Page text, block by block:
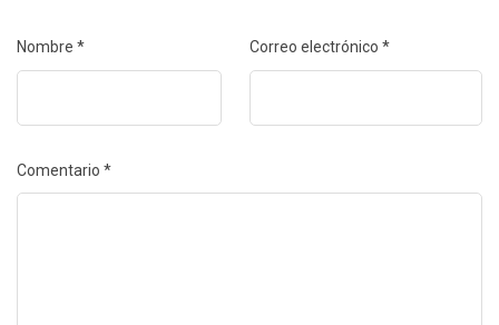
Nombre * Correo electrónico *
Comentario *